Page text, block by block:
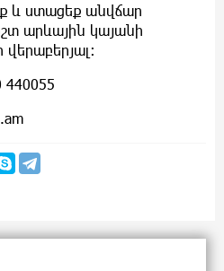
և ստացեք անվճար
արևային կայանի
վերաբերյալ։